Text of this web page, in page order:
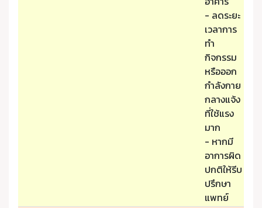
- ลดระยะ
เวลาการ
ทำ
กิจกรรม
หรือออก
กำลังกาย
กลางแจ้ง
ที่ใช้แรง
มาก
- หากมี
อาการผิด
ปกติให้รีบ
ปรึกษา
แพทย์